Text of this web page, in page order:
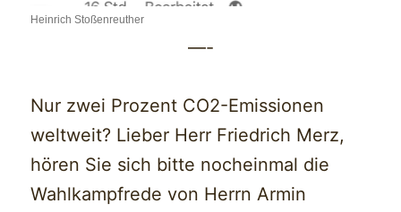
Heinrich Stoßenreuther
—-
Nur zwei Prozent CO2-Emissionen
weltweit? Lieber Herr Friedrich Merz,
hören Sie sich bitte nocheinmal die
Wahlkampfrede von Herrn Armin